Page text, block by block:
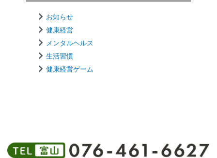
お知らせ
健康経営
メンタルヘルス
生活習慣
健康経営ゲーム